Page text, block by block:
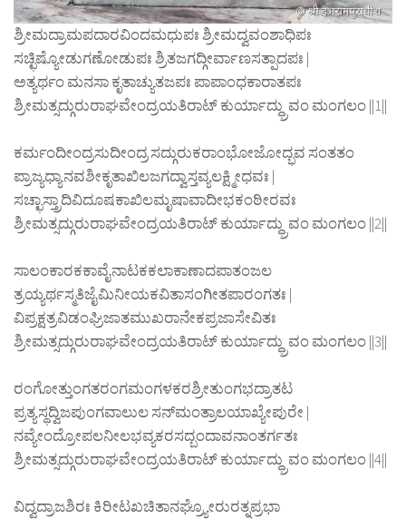
ಶ್ರೀಮದ್ರಾಮಪದಾರವಿಂದಮಧುಪಃ ಶ್ರೀಮದ್ವವಂಶಾಧಿಪಃ
ಸಚ್ಛಿಷ್ಯೋಡುಗಣೋಡುಪಃ ಶ್ರಿತಜಗದ್ಗೀರ್ವಾಣಸತ್ಪಾದಪಃ |
ಅತ್ಯರ್ಥಂ ಮನಸಾ ಕೃತಾಚ್ಯುತಜಪಃ ಪಾಪಾಂಧಕಾರಾತಪಃ
ಶ್ರೀಮತ್ಸದ್ಗುರುರಾಘವೇಂದ್ರಯತಿರಾಟ್ ಕುರ್ಯಾದ್ಧ್ರುವಂ ಮಂಗಲಂ ||1||
ಕರ್ಮಂದೀಂದ್ರಸುದೀಂದ್ರ ಸದ್ಗುರುಕರಾಂಭೋಜೋದ್ಭವ ಸಂತತಂ
ಪ್ರಾಜ್ಯಧ್ಯಾನವಶೀಕೃತಾಖಿಲಜಗದ್ವಾಸ್ತವ್ಯಲಕ್ಷ್ಮೀಧವಃ |
ಸಚ್ಛಾಸ್ತ್ರಾದಿವಿದೂಷಕಾಖಿಲಮೃಷಾವಾದೀಭಕಂಠೀರವಃ
ಶ್ರೀಮತ್ಸದ್ಗುರುರಾಘವೇಂದ್ರಯತಿರಾಟ್ ಕುರ್ಯಾದ್ಧ್ರುವಂ ಮಂಗಲಂ ||2||
ಸಾಲಂಕಾರಕಕಾವೈನಾಟಕಕಲಾಕಾಣಾದಪಾತಂಜಲ
ತ್ರಯ್ಯರ್ಥಸ್ಮತಿಜೈಮಿನೀಯಕವಿತಾಸಂಗೀತಪಾರಂಗತಃ |
ವಿಪ್ರಕ್ಷತ್ರವಿಡಂಘ್ರಿಜಾತಮುಖರಾನೇಕಪ್ರಜಾಸೇವಿತಃ
ಶ್ರೀಮತ್ಸದ್ಗುರುರಾಘವೇಂದ್ರಯತಿರಾಟ್ ಕುರ್ಯಾದ್ಧ್ರುವಂ ಮಂಗಲಂ ||3||
ರಂಗೋತ್ತುಂಗತರಂಗಮಂಗಳಕರಶ್ರೀತುಂಗಭದ್ರಾತಟ
ಪ್ರತ್ಯಸ್ಥದ್ವಿಜಪುಂಗವಾಲುಲ ಸನ್‍ಮಂತ್ರಾಲಯಾಖ್ಯೇಪುರೇ |
ನವ್ಯೇಂದ್ರೋಪಲನೀಲಭವ್ಯಕರಸದ್ಬಂದಾವನಾಂತರ್ಗತಃ
ಶ್ರೀಮತ್ಸದ್ಗುರುರಾಘವೇಂದ್ರಯತಿರಾಟ್ ಕುರ್ಯಾದ್ಧ್ರುವಂ ಮಂಗಲಂ ||4||
ವಿದ್ವದ್ರಾಜಶಿರಃ ಕಿರೀಟಖಚಿತಾನಘ್ರ್ಯೋರುರತ್ನಪ್ರಭಾ